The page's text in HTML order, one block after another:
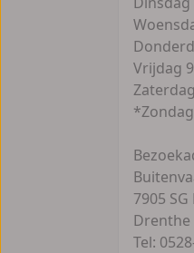
Vrijdag
7905
Drenthe
Tel: